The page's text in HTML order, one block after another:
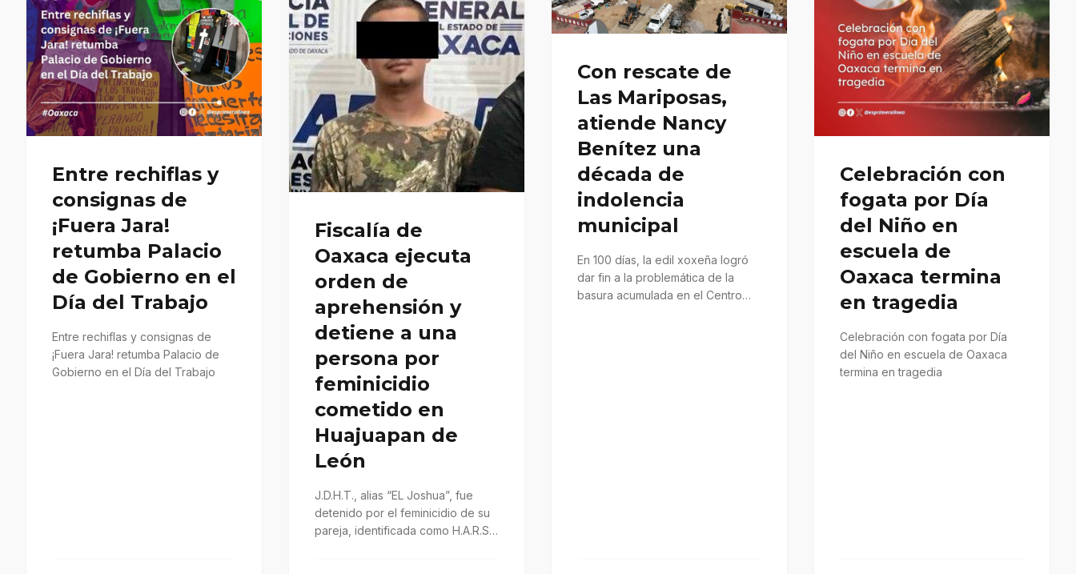
Entre rechiflas y
consignas de
¡Fuera Jara!
retumba Palacio
de Gobierno en el
Día del Trabajo
Entre rechiflas y consignas de
¡Fuera Jara! retumba Palacio de
Gobierno en el Día del Trabajo
Fiscalía de
Oaxaca ejecuta
orden de
aprehensión y
detiene a una
persona por
feminicidio
cometido en
Huajuapan de
León
J.D.H.T., alias “EL Joshua”, fue
detenido por el feminicidio de su
pareja, identificada como H.A.R.S.,
Con rescate de
Las Mariposas,
atiende Nancy
Benítez una
década de
indolencia
municipal
En 100 días, la edil xoxeña logró
dar fin a la problemática de la
basura acumulada en el Centro
Celebración con
fogata por Día
del Niño en
escuela de
Oaxaca termina
en tragedia
Celebración con fogata por Día
del Niño en escuela de Oaxaca
termina en tragedia